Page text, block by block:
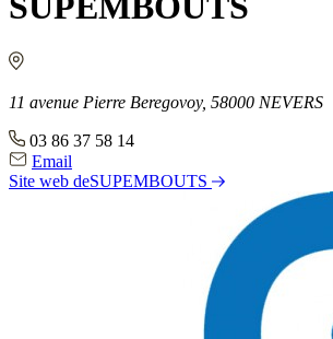
Évènements
11 avenue Pierre Beregovoy, 58000 NEVERS
03 86 37 58 14
Email
Site web deSUPEMBOUTS